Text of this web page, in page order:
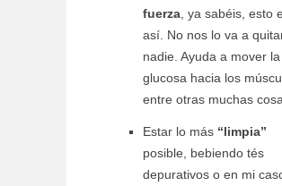
fuerza , ya sabéis, esto
así. No nos lo va a
nadie. Ayuda a mover la
glucosa hacia los
entre otras muchas
Estar lo más “limpia”
posible, bebiendo tés
depurativos o en mi